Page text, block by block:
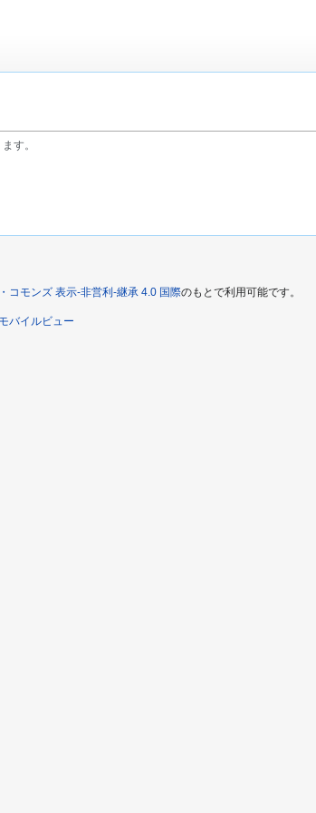
す。
コモンズ 表示-非営利-継承 4.0 国際のもとで利用可能です。
モバイルビュー